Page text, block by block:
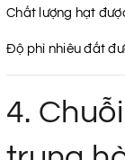
Chất lượng hạt
Độ phì nhiêu đất
4.